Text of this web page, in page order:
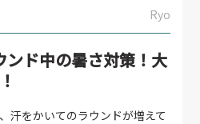
Ryo
ンド中の暑さ対策！大
汗をかいてのラウンドが増えて